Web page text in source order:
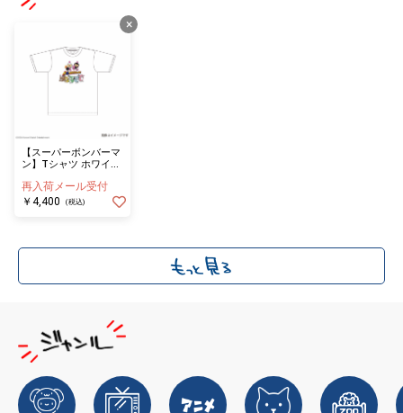
×
【スーパーボンバーマ
ン】Tシャツ ホワイト
再入荷メール受付
￥4,400
(税込)